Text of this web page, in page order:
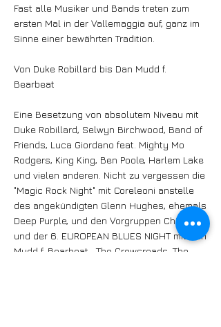
Fast alle Musiker und Bands treten zum
ersten Mal in der Vallemaggia auf, ganz im
Sinne einer bewährten Tradition.
Von Duke Robillard bis Dan Mudd f.
Bearbeat
Eine Besetzung von absolutem Niveau mit
Duke Robillard, Selwyn Birchwood, Band of
Friends, Luca Giordano feat. Mighty Mo
Rodgers, King King, Ben Poole, Harlem Lake
und vielen anderen. Nicht zu vergessen die
"Magic Rock Night" mit Coreleoni anstelle
des angekündigten Glenn Hughes, ehemals
Deep Purple, und den Vorgruppen China
und der 6. EUROPEAN BLUES NIGHT mit Dan
Mudd f. Bearbeat , The Crowsroads, The